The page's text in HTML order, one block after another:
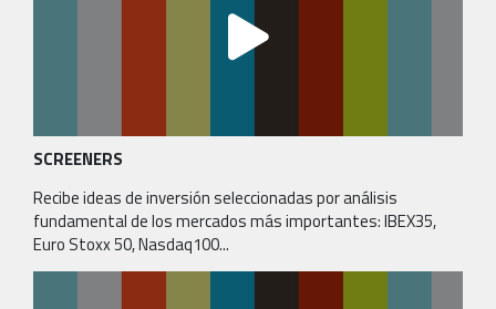
SCREENERS
Recibe ideas de inversión seleccionadas por análisis
fundamental de los mercados más importantes: IBEX35,
Euro Stoxx 50, Nasdaq100...